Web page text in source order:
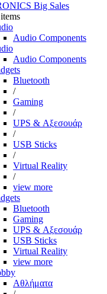
Big Sales
Audio Components
Audio Components
Bluetooth
/
Gaming
/
UPS & Αξεσουάρ
/
USB Sticks
/
Virtual Reality
/
view more
Bluetooth
Gaming
UPS & Αξεσουάρ
USB Sticks
Virtual Reality
view more
Αθλήματα